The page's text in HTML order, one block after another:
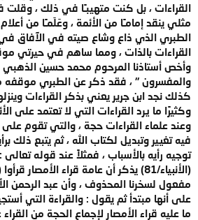
القراءات ، بل كنت متهيبـًا في ذلك ،
مثلي ينقد إمامـًا من الأئمة ، وعَلَمـًا من
الطبري الذي ذاع وشاع صيته في الآفاق في
القراءات بالذات ، ومما ساهم في حيرتي
وأخص أستاذنا المرحوم محمد حسين الذهبي
والمفسرون " ، فقد ذكر عن الطبري موقفه
كذلك نجد ابن جرير يعني بذكر القراءات
وكثيرًا ما يرد القراءات التي لا تعتمد على
وعند علماء القراءات حجة ، والتي تقوم
فيه تغيير وتبديل لكتاب الله ، ثم يتبع ذلك
توجيه رأيه بالأسباب ، فمثلاً عند قوله
(الأنبياء/81) يذكر أن عامة قراء الأمصار
مفعول لسخرنا المحذوف ، وأن عبد الرحمن
على أنها مبتدأ ثم يقول : والقراءة التي
ما عليه قراء الأمصار لإجماع الحجة من القراء